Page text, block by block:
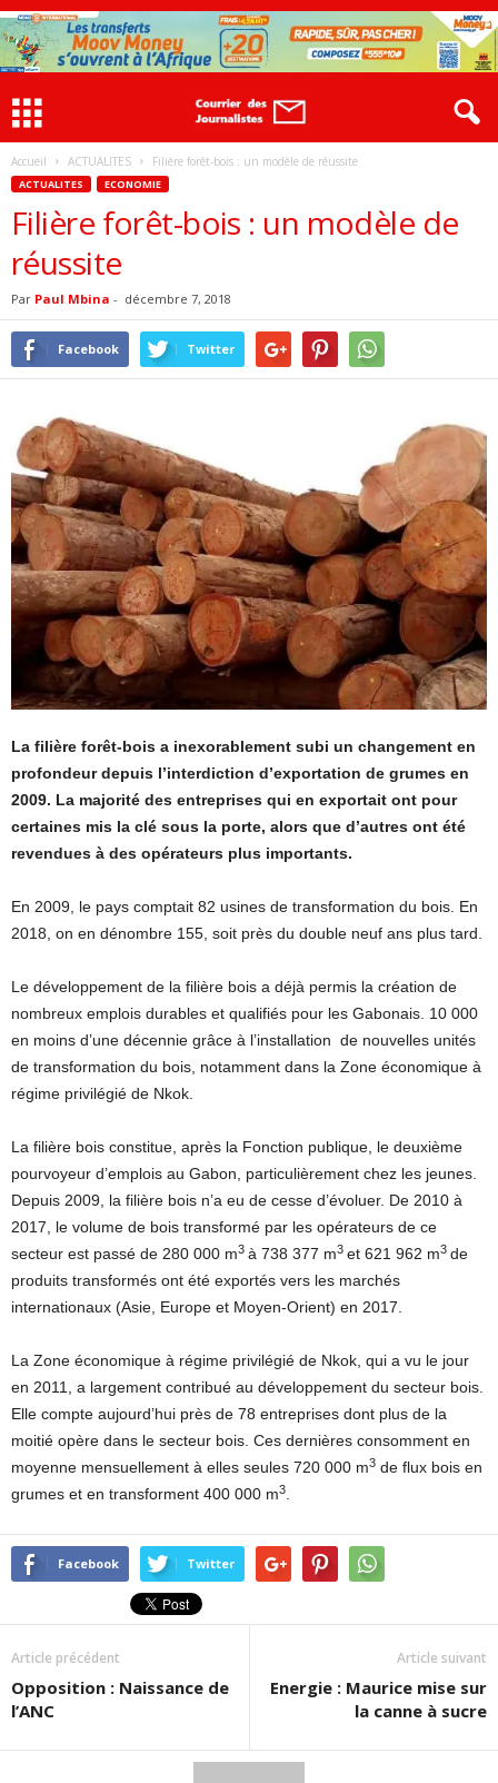
Accueil ACTUALITES Filière forêt-bois : un modèle de réussite
ACTUALITES ECONOMIE
Filière forêt-bois : un modèle de
réussite
Par Paul Mbina - décembre 7, 2018
Facebook Twitter
La filière forêt-bois a inexorablement subi un changement en
profondeur depuis l’interdiction d’exportation de grumes en
2009. La majorité des entreprises qui en exportait ont pour
certaines mis la clé sous la porte, alors que d’autres ont été
revendues à des opérateurs plus importants.
En 2009, le pays comptait 82 usines de transformation du bois. En
2018, on en dénombre 155, soit près du double neuf ans plus tard.
Le développement de la filière bois a déjà permis la création de
nombreux emplois durables et qualifiés pour les Gabonais. 10 000
en moins d’une décennie grâce à l’installation de nouvelles unités
de transformation du bois, notamment dans la Zone économique à
régime privilégié de Nkok.
La filière bois constitue, après la Fonction publique, le deuxième
pourvoyeur d’emplois au Gabon, particulièrement chez les jeunes.
Depuis 2009, la filière bois n’a eu de cesse d’évoluer. De 2010 à
2017, le volume de bois transformé par les opérateurs de ce
secteur est passé de 280 000 m3 à 738 377 m3 et 621 962 m3 de
produits transformés ont été exportés vers les marchés
internationaux (Asie, Europe et Moyen-Orient) en 2017.
La Zone économique à régime privilégié de Nkok, qui a vu le jour
en 2011, a largement contribué au développement du secteur bois.
Elle compte aujourd’hui près de 78 entreprises dont plus de la
moitié opère dans le secteur bois. Ces dernières consomment en
moyenne mensuellement à elles seules 720 000 m3 de flux bois en
grumes et en transforment 400 000 m3
Facebook Twitter
Article précédent
Opposition : Naissance de
l’ANC
Article suivant
Energie : Maurice mise sur
la canne à sucre